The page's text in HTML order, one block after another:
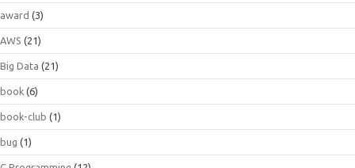
award (3)
AWS (21)
Big Data (21)
book (6)
book-club (1)
bug (1)